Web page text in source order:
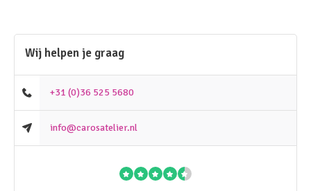
Wij helpen je graag
+31 (0)36 525 5680
info@carosatelier.nl